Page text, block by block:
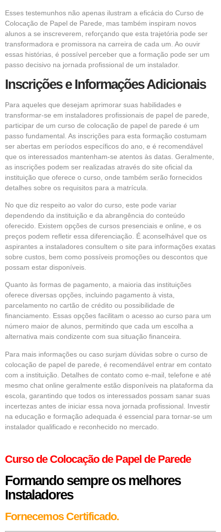
Esses testemunhos não apenas ilustram a eficácia do Curso de
Colocação de Papel de Parede, mas também inspiram novos
alunos a se inscreverem, reforçando que esta trajetória pode ser
transformadora e promissora na carreira de cada um. Ao ouvir
essas histórias, é possível perceber que a formação pode ser um
passo decisivo na jornada profissional de um instalador.
Inscrições e Informações Adicionais
Para aqueles que desejam aprimorar suas habilidades e
transformar-se em instaladores profissionais de papel de parede,
participar de um curso de colocação de papel de parede é um
passo fundamental. As inscrições para esta formação costumam
ser abertas em períodos específicos do ano, e é recomendável
que os interessados mantenham-se atentos às datas. Geralmente,
as inscrições podem ser realizadas através do site oficial da
instituição que oferece o curso, onde também serão fornecidos
detalhes sobre os requisitos para a matrícula.
No que diz respeito ao valor do curso, este pode variar
dependendo da instituição e da abrangência do conteúdo
oferecido. Existem opções de cursos presenciais e online, e os
preços podem refletir essa diferenciação. É aconselhável que os
aspirantes a instaladores consultem o site para informações exatas
sobre custos, bem como possíveis promoções ou descontos que
possam estar disponíveis.
Quanto às formas de pagamento, a maioria das instituições
oferece diversas opções, incluindo pagamento à vista,
parcelamento no cartão de crédito ou possibilidade de
financiamento. Essas opções facilitam o acesso ao curso para um
número maior de alunos, permitindo que cada um escolha a
alternativa mais condizente com sua situação financeira.
Para mais informações ou caso surjam dúvidas sobre o curso de
colocação de papel de parede, é recomendável entrar em contato
com a instituição. Detalhes de contato como e-mail, telefone e até
mesmo chat online geralmente estão disponíveis na plataforma da
escola, garantindo que todos os interessados possam sanar suas
incertezas antes de iniciar essa nova jornada profissional. Investir
na educação e formação adequada é essencial para tornar-se um
instalador qualificado e reconhecido no mercado.
Curso de Colocação de Papel de Parede
Formando sempre os melhores
Instaladores
Fornecemos Certificado.